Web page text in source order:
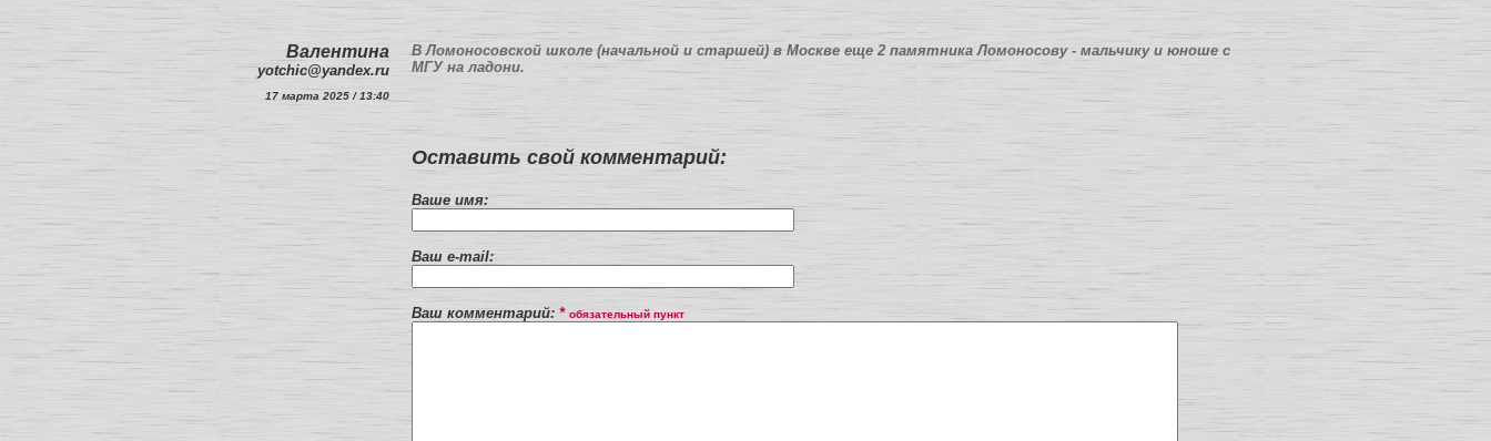
Валентина
yotchic@yandex.ru
17 марта 2025 / 13:40
В Ломоносовской школе (начальной и старшей) в Москве еще 2 памятника Ломоносову - мальчику и юноше с
МГУ на ладони.
Оставить свой комментарий:
Ваше имя:
Ваш e-mail:
Ваш комментарий: * обязательный пункт